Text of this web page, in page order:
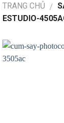
TRANG CHỦ /
ESTUDIO-